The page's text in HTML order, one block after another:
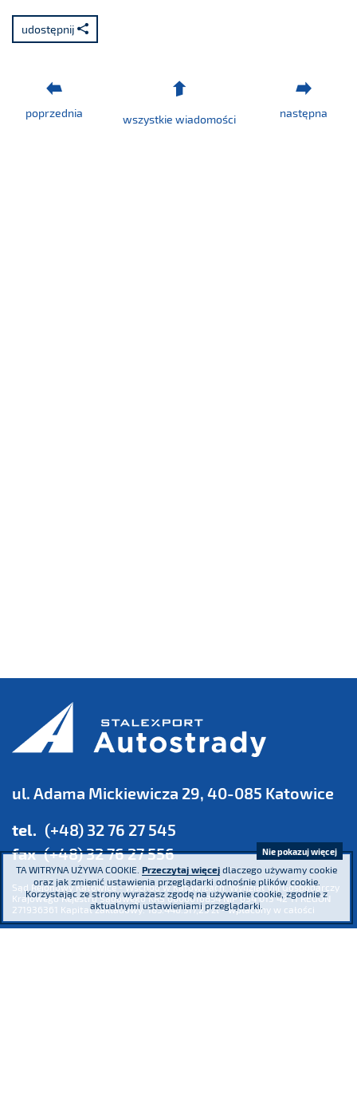
29/2020.pdf
udostępnij
poprzednia wszystkie wiadomości następna
ul. Adama Mickiewicza 29, 40-085 Katowice
tel. (+48) 32 76 27 545
fax (+48) 32 76 27 556
Sąd Rejonowy Katowice - Wschód w Katowicach. Wydział VIII Gospodarczy
Krajowego Rejestru Sądowego KRS 0000016854 NIP 634 013 42 11 REGON
271936361 Kapitał zakładowy: 185.446.517,25 zł - wpłacony w całości
TA WITRYNA UŻYWA COOKIE. Przeczytaj więcej dlaczego używamy cookie
oraz jak zmienić ustawienia przeglądarki odnośnie plików cookie.
Korzystając ze strony wyrażasz zgodę na używanie cookie, zgodnie z
aktualnymi ustawieniami przeglądarki.
Nie pokazuj więcej